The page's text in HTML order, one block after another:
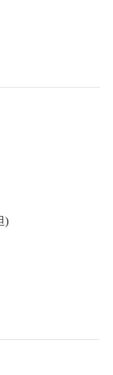
ーサイズリン
)